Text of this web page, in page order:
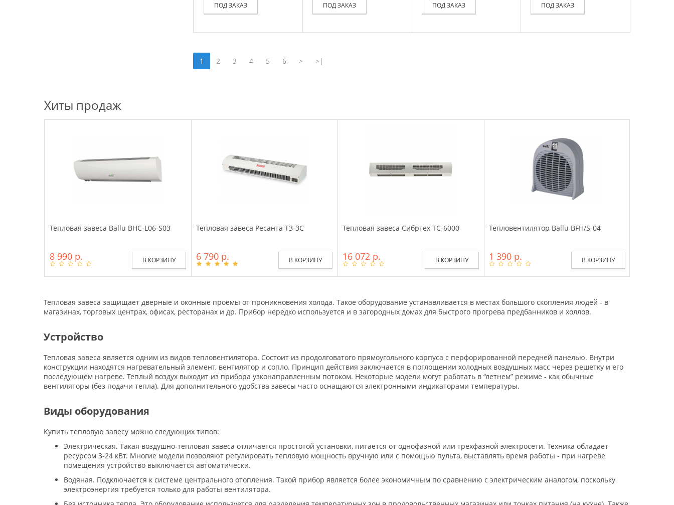
ПОД ЗАКАЗ ПОД ЗАКАЗ ПОД ЗАКАЗ ПОД ЗАКАЗ
1 2 3 4 5 6 > >|
Хиты продаж
Тепловая завеса Ballu BHC-L06-S03
8 990 р. В КОРЗИНУ
Тепловая завеса Ресанта ТЗ-3С
6 790 р. В КОРЗИНУ
Тепловая завеса Сибртех ТС-6000
16 072 р. В КОРЗИНУ
Тепловентилятор Ballu BFH/S-04
1 390 р. В КОРЗИНУ
Тепловая завеса защищает дверные и оконные проемы от проникновения холода. Такое оборудование устанавливается в местах большого скопления людей - в
магазинах, торговых центрах, офисах, ресторанах и др. Прибор нередко используется и в загородных домах для быстрого прогрева предбанников и холлов.
Устройство
Тепловая завеса является одним из видов тепловентилятора. Состоит из продолговатого прямоугольного корпуса с перфорированной передней панелью. Внутри
конструкции находятся нагревательный элемент, вентилятор и сопло. Принцип действия заключается в поглощении холодных воздушных масс через решетку и его
последующем нагреве. Теплый воздух выходит из прибора узконаправленным потоком. Некоторые модели могут работать в “летнем” режиме - как обычные
вентиляторы (без подачи тепла). Для дополнительного удобства завесы часто оснащаются электронными индикаторами температуры.
Виды оборудования
Купить тепловую завесу можно следующих типов:
Электрическая. Такая воздушно-тепловая завеса отличается простотой установки, питается от однофазной или трехфазной электросети. Техника обладает
ресурсом 3-24 кВт. Многие модели позволяют регулировать тепловую мощность вручную или с помощью пульта, выставлять время работы - при нагреве
помещения устройство выключается автоматически.
Водяная. Подключается к системе центрального отопления. Такой прибор является более экономичным по сравнению с электрическим аналогом, поскольку
электроэнергия требуется только для работы вентилятора.